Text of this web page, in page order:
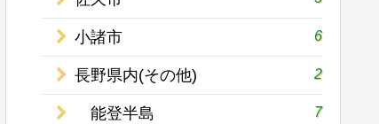
小諸市 6
長野県内(その他) 2
能登半島 7